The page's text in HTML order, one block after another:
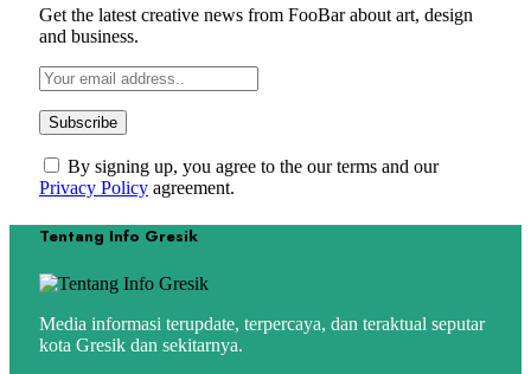
Get the latest creative news from FooBar about art, design
and business.
By signing up, you agree to the our terms and our
Privacy Policy agreement.
Tentang Info Gresik
Media informasi terupdate, terpercaya, dan teraktual seputar
kota Gresik dan sekitarnya.